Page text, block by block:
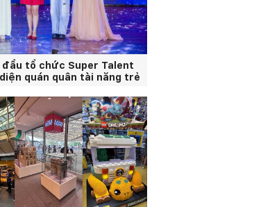
đầu tổ chức Super Talent
quán quân tài năng trẻ